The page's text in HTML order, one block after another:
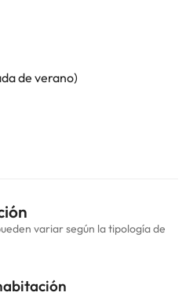
de verano)
variar según la tipología de